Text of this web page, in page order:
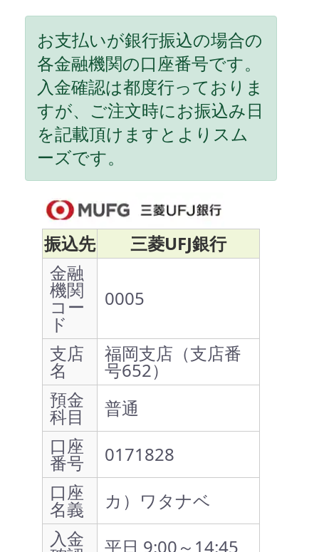
お支払いが銀行振込の場合の
各金融機関の口座番号です。
入金確認は都度行っておりま
すが、ご注文時にお振込み日
を記載頂けますとよりスム
ーズです。
振込先
三菱UFJ銀行
金融
機関
コー
ド
0005
支店
名
福岡支店（支店番
号652）
預金
科目
普通
口座
番号
0171828
口座
名義
カ）ワタナベ
入金
平日 9:00～14:45